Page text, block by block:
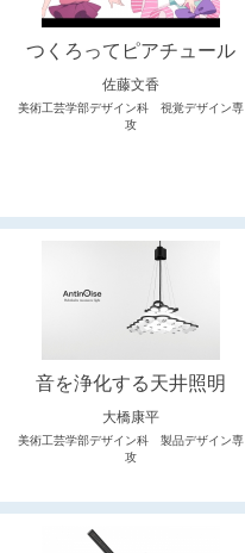
つくろってピアチュール
佐藤文香
美術工芸学部デザイン科 視覚デザイン専
攻
音を浄化する天井照明
大橋康平
美術工芸学部デザイン科 製品デザイン専
攻